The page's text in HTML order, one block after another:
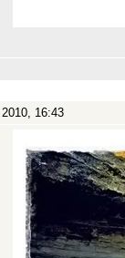
16:43